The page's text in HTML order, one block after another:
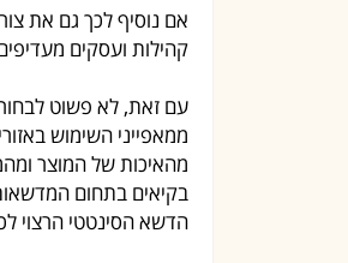
אם נוסיף לכך גם את
קהילות ועסקים
עם זאת, לא פשוט
ממאפייני השימוש
מהאיכות של המוצר
בקיאים בתחום
הדשא הסינטטי הרצוי